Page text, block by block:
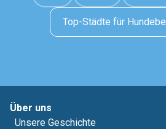
Top-Städte für
Über uns
Unsere Geschichte